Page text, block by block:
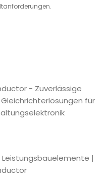
- Zuverlässige
Gleichrichterlösungen für
|